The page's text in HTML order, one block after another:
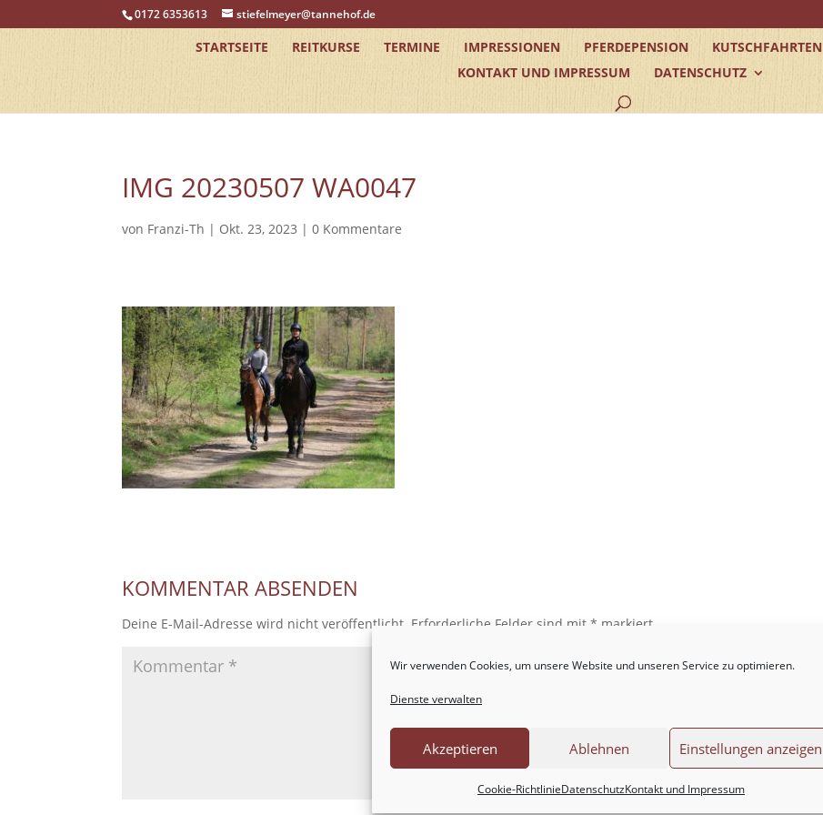
Wir verwenden Cookies, um unsere Website und unseren Service zu optimieren.
Dienste verwalten
Akzeptieren Ablehnen Einstellungen anzeigen
Cookie-RichtlinieDatenschutzKontakt und Impressum
0172 6353613 stiefelmeyer@tannehof.de
STARTSEITE REITKURSE TERMINE IMPRESSIONEN PFERDEPENSION KUTSCHFAHRTEN
KONTAKT UND IMPRESSUM
DATENSCHUTZ
IMG 20230507 WA0047
von Franzi-Th | Okt. 23, 2023 |0 Kommentare
KOMMENTAR ABSENDEN
Deine E-Mail-Adresse wird nicht veröffentlicht. Erforderliche Felder sind mit* markiert